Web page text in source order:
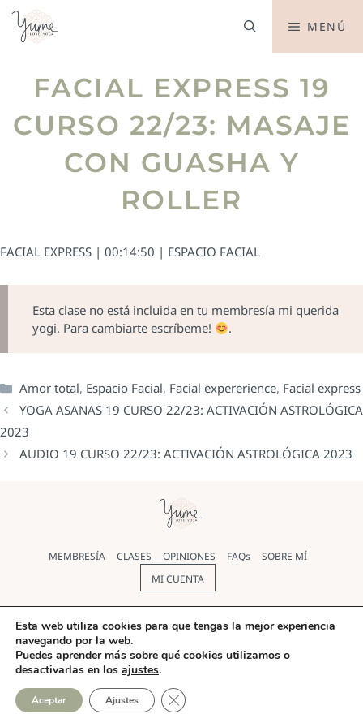
MENÚ
FACIAL EXPRESS 19
CURSO 22/23: MASAJE
CON GUASHA Y
ROLLER
FACIAL EXPRESS | 00:14:50 | ESPACIO FACIAL
Esta clase no está incluida en tu membresía mi querida
yogi. Para cambiarte escríbeme!
.
Amor total, Espacio Facial, Facial expererience, Facial express
YOGA ASANAS 19 CURSO 22/23: ACTIVACIÓN ASTROLÓGICA
2023
AUDIO 19 CURSO 22/23: ACTIVACIÓN ASTROLÓGICA 2023
MEMBRESÍA CLASES OPINIONES FAQs
SOBRE MÍ
MI CUENTA
Política de cookies| Política de Privacidad|Aviso legal|
Términos y condiciones
© Yoga Yume 2026 |Diseño web
Esta web utiliza cookies para que tengas la mejor experiencia
navegando por la web.
Puedes aprender más sobre qué cookies utilizamos o
desactivarlas en los ajustes.
Aceptar Ajustes CERRAR EL BANNER DE